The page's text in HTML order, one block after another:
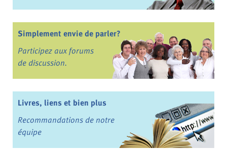
Simplement envie de parler?
Participez aux forums
de discussion.
Livres, liens et bien plus
Recommandations de notre
équipe